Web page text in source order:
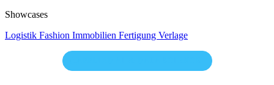
Showcases
Logistik Fashion Immobilien Fertigung Verlage